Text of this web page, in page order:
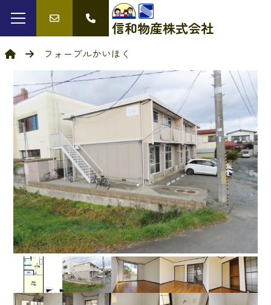
信和物産株式会社
フォーブルかいほく